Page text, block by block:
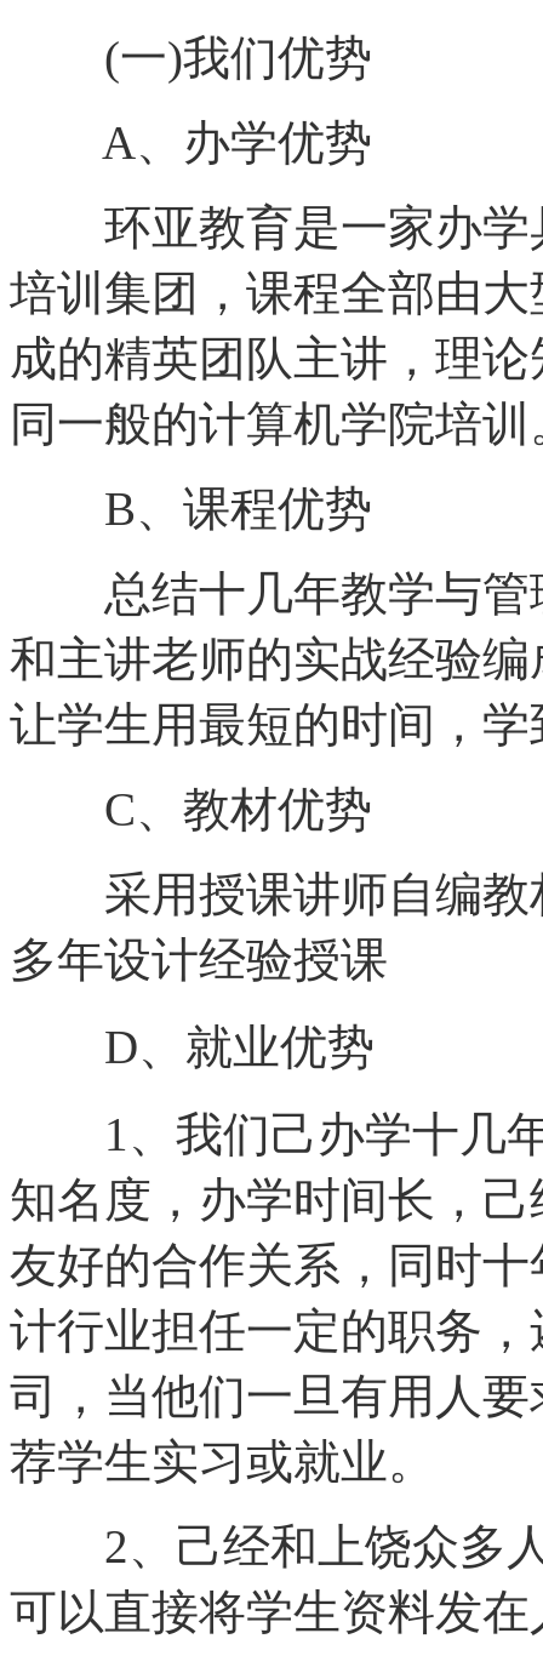
(一)我们优势
A、办学优势
环亚教育是一家办学
培训集团，课程全部由
成的精英团队主讲，理
同一般的计算机学院培训
B、课程优势
总结十几年教学与管
和主讲老师的实战经验
让学生用最短的时间，
C、教材优势
采用授课讲师自编教
多年设计经验授课
D、就业优势
1、我们己办学十几年
知名度，办学时间长，
友好的合作关系，同时
计行业担任一定的职务
司，当他们一旦有用人
荐学生实习或就业。
2、己经和上饶众多人
可以直接将学生资料发